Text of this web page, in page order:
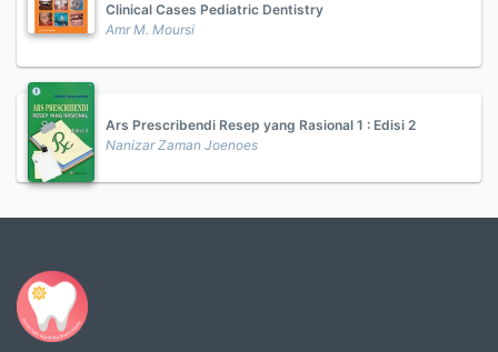
Clinical Cases Pediatric Dentistry
Amr M. Moursi
Ars Prescribendi Resep yang Rasional 1 : Edisi 2
Nanizar Zaman Joenoes